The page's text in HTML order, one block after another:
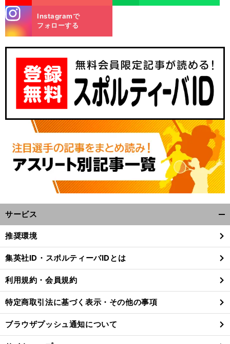
m
Instagramで
フォローする
サービス
閉
る
推奨環境
集英社ID・スポルティーバIDとは
利用規約・会員規約
特定商取引法に基づく表示・その他の事項
ブラウザプッシュ通知について